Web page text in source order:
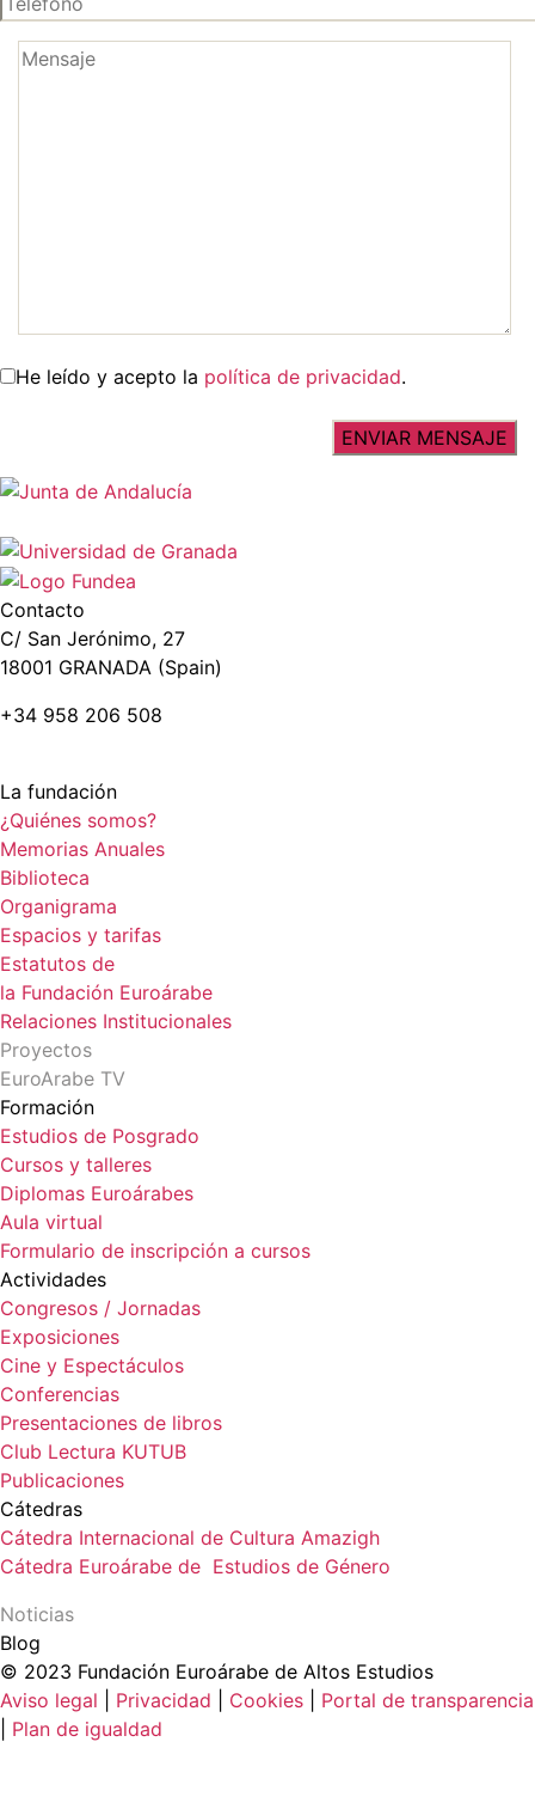
He leído y acepto la política de privacidad.
Contacto
C/ San Jerónimo, 27
18001 GRANADA (Spain)
+34 958 206 508
La fundación
¿Quiénes somos?
Memorias Anuales
Biblioteca
Organigrama
Espacios y tarifas
Estatutos de
la Fundación Euroárabe
Relaciones Institucionales
Proyectos
EuroArabe TV
Formación
Estudios de Posgrado
Cursos y talleres
Diplomas Euroárabes
Aula virtual
Formulario de inscripción a cursos
Actividades
Congresos / Jornadas
Exposiciones
Cine y Espectáculos
Conferencias
Presentaciones de libros
Club Lectura KUTUB
Publicaciones
Cátedras
Cátedra Internacional de Cultura Amazigh
Cátedra Euroárabe de Estudios de Género
Noticias
Blog
© 2023 Fundación Euroárabe de Altos Estudios
Aviso legal
Privacidad Cookies
Portal de transparencia
Plan de igualdad